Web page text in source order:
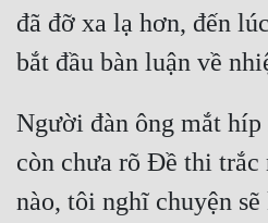
đã đỡ xa lạ hơn, đến
Người đàn ông mắt
còn chưa rõ Đề thi trắc
nào, tôi nghĩ chuyện